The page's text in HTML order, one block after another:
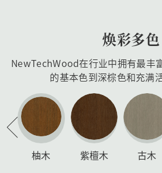
焕彩多色
NewTechWood在行业中拥有最丰
的基本色到深棕色和充满
柚木 紫檀木 古木